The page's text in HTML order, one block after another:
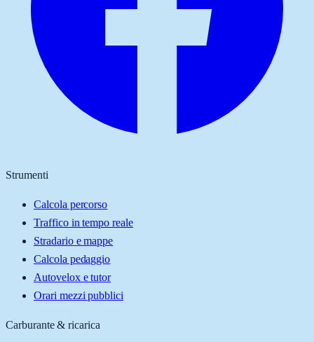
Strumenti
Calcola percorso
Traffico in tempo reale
Stradario e mappe
Calcola pedaggio
Autovelox e tutor
Orari mezzi pubblici
Carburante & ricarica